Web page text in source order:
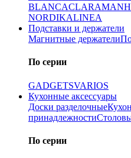
BLANCACLARA
NORDIKALINEA
Подставки и держатели
Магнитные держатели
По серии
GADGETSVARIOS
Кухонные аксессуары
Доски разделочные
принадлежности
По серии